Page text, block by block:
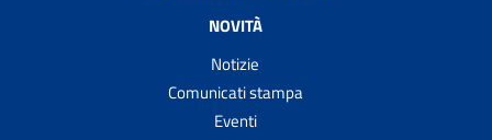
NOVITÀ
Notizie
Comunicati stampa
Eventi